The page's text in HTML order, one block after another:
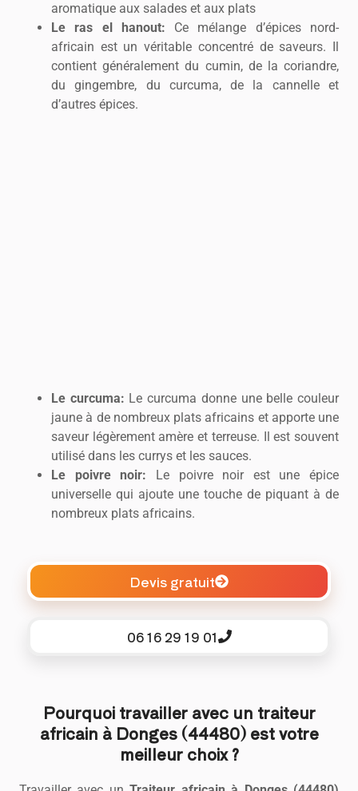
aromatique aux salades et aux plats
Le ras el hanout: Ce mélange d’épices nord-
africain est un véritable concentré de saveurs. Il
contient généralement du cumin, de la coriandre,
du gingembre, du curcuma, de la cannelle et
d’autres épices.
Le curcuma: Le curcuma donne une belle couleur
jaune à de nombreux plats africains et apporte une
saveur légèrement amère et terreuse. Il est souvent
utilisé dans les currys et les sauces.
Le poivre noir: Le poivre noir est une épice
universelle qui ajoute une touche de piquant à de
nombreux plats africains.
Devis gratuit
06 16 29 19 01
Pourquoi travailler avec un traiteur
africain à Donges (44480) est votre
meilleur choix ?